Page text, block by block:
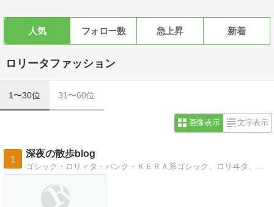
人気 フォロー数 急上昇 新着
ロリータファッション
1〜30位 31〜60位
画像表示 文字表示
1
深夜の散歩blog